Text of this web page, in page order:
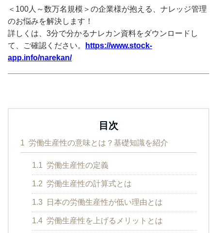
＜100人～数万名規模＞の企業様が抱える、ナレッジ管理
のお悩みを解決します！
詳しくは、3分で分かるナレカン資料をダウンロードし
て、ご確認ください。
https://www.stock-
app.info/narekan/
目次
1 労働生産性の意味とは？基礎知識を紹介
1.1 労働生産性の定義
1.2 労働生産性の計算式とは
1.3 日本の労働生産性が低い理由とは
1.4 労働生産性を上げるメリットとは